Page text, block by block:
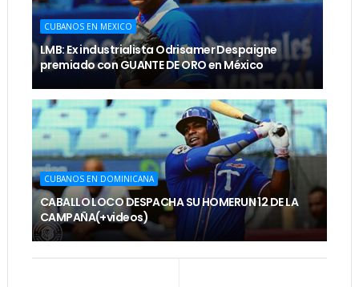
CUBANOS EN MEXICO
LMB: Ex industrialista Odrisamer Despaigne
premiado con GUANTE DE ORO en México
CUBANOS EN DOMINICANA
CABALLO LOCO DESPACHA SU HOMERUN 12 DE LA
CAMPAÑA(+videos)